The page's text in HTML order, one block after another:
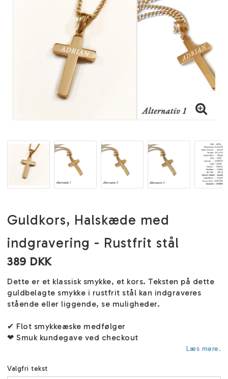
Guldkors, Halskæde med
indgravering - Rustfrit stål
389 DKK
Dette er et klassisk smykke, et kors. Teksten på dette
guldbelagte smykke i rustfrit stål kan indgraveres
stående eller liggende, se muligheder.
✔ Flot smykkeæske medfølger
❤ Smuk kundegave ved checkout
Læs mere.
Valgfri tekst